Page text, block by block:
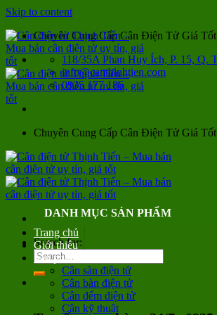
Skip to content
Chuyên Cung Cấp Cân Điện Tử Giá
118/35A Phan Huy Ích, P. 15, Q.
info@canthinhtien.com
0935 177 186
Chuyên Cung Cấp Cân Điện Tử Giá
Search for:
DANH MỤC SẢN PHẨM
Trang chủ
Giới thiệu
Sản phẩm
Cân sàn điện tử
Cân bàn điện tử
Cân đếm điện tử
Cân kỹ thuật